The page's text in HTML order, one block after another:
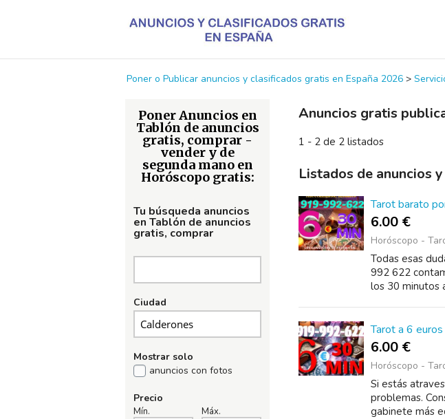
Poner o Publicar anuncios y clasificados gratis en España 2026 >
Poner Anuncios en
Tablón de anuncios
gratis, comprar -
vender y de
segunda mano en
Horóscopo gratis:
Tu búsqueda anuncios
en Tablón de anuncios
gratis, comprar
Ciudad
Mostrar solo
anuncios con fotos
Precio
Mín. Máx.
Anuncios gratis
1 - 2 de 2 listados
Listados de anuncios
Tarot barato
6.00 €
Horóscopo -
Todas esas
992 622
los 30 minutos
Tarot a 6 euros
6.00 €
Horóscopo -
Si estás
problemas.
gabinete más